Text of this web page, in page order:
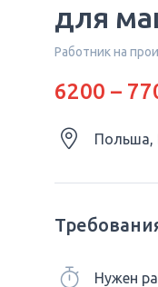
для
Работник на
6200 –
Польша,
Нужен